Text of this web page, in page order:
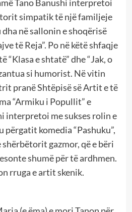
Tano Banushi interpretoi
simpatik të një familjeje
në sallonin e shoqërisë
të Reja”. Po në këtë shfaqje
“Klasa e shtatë” dhe “Jak, o
si humorist. Në vitin
pranë Shtëpisë së Artit e të
“Armiku i Popullit” e
interpretoi me sukses rolin e
përgatit komedia “Pashuku”,
gazmor, që e bëri
shumë për të ardhmen.
rruga e artit skenik.